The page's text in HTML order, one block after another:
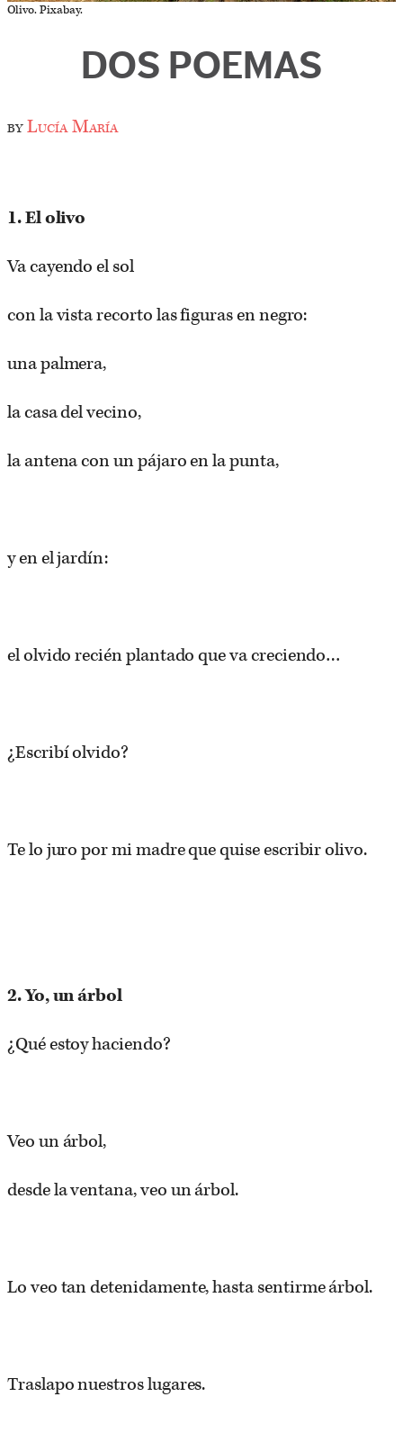
Olivo. Pixabay.
DOS POEMAS
byLucía María
1. El olivo
Va cayendo el sol
con la vista recorto las figuras en negro:
una palmera,
la casa del vecino,
la antena con un pájaro en la punta,
y en el jardín:
el olvido recién plantado que va creciendo…
¿Escribí olvido?
Te lo juro por mi madre que quise escribir olivo.
2. Yo, un árbol
¿Qué estoy haciendo?
Veo un árbol,
desde la ventana, veo un árbol.
Lo veo tan detenidamente, hasta sentirme árbol.
Traslapo nuestros lugares.